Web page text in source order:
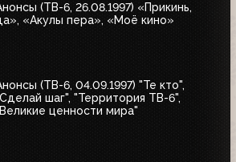
(ТВ-6, 26.08.1997) «Прикинь,
«Акулы пера», «Моё кино»
(ТВ-6, 04.09.1997) "Те кто",
шаг", "Территория ТВ-6",
ценности мира"